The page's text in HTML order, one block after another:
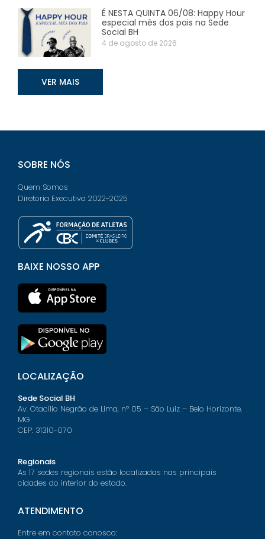
É NESTA QUINTA 06/08: Happy Hour
especial mês dos pais na Sede
Social BH
4 de agosto de 2026
VER MAIS
SOBRE NÓS
Quem Somos
Diretoria Executiva 2022-2025
BAIXE NOSSO APP
LOCALIZAÇÃO
Sede Social BH
Av. Otacílio Negrão de Lima, nº 05 – São Luiz – Belo Horizonte,
MG
CEP: 31310-070
Regionais
As 17 sedes regionais estão localizadas nas principais
cidades do interior do estado.
ATENDIMENTO
Entre em contato conosco: